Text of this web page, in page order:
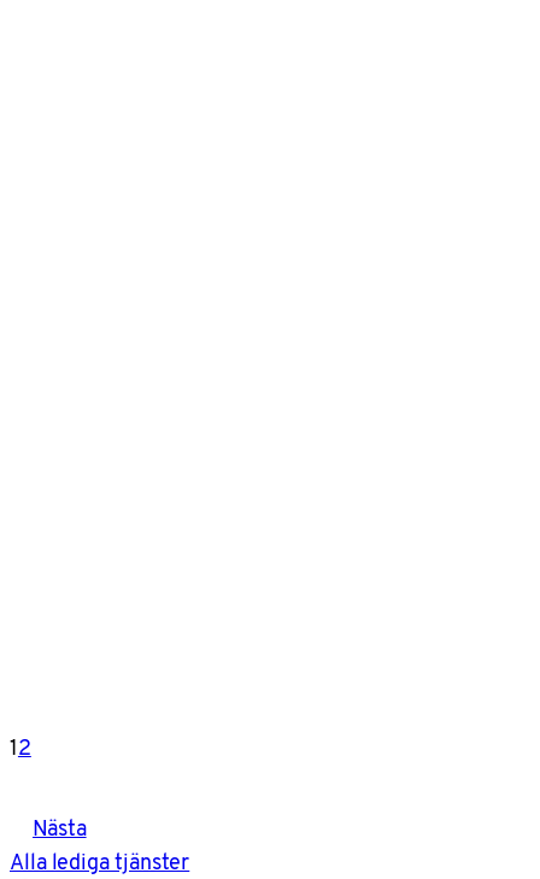
12
Nästa
Alla lediga tjänster